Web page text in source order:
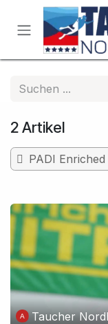
Zum Inhalt springen
2 Artikel
PADI
Taucher